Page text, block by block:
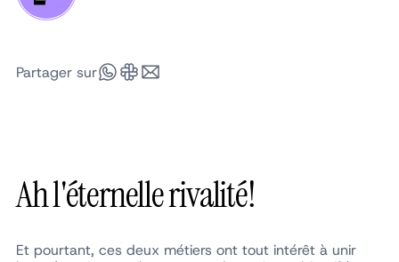
Partager sur
Ah l'éternelle rivalité!
Et pourtant, ces deux métiers ont tout intérêt à unir